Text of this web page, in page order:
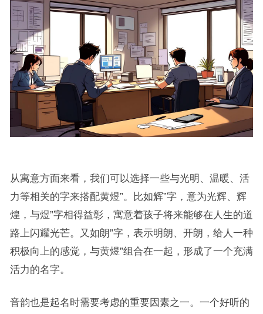
从寓意方面来看，我们可以选择一些与光明、温暖、活
力等相关的字来搭配黄煜”。比如辉”字，意为光辉、辉
煌，与煜”字相得益彰，寓意着孩子将来能够在人生的道
路上闪耀光芒。又如朗”字，表示明朗、开朗，给人一种
积极向上的感觉，与黄煜”组合在一起，形成了一个充满
活力的名字。
音韵也是起名时需要考虑的重要因素之一。一个好听的